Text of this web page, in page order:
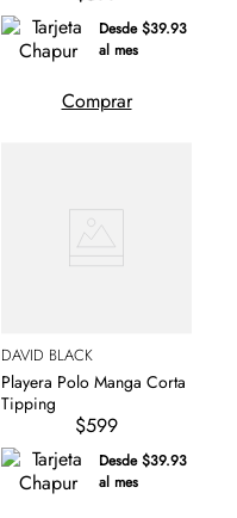
Desde $39.93
al mes
Comprar
DAVID BLACK
Playera Polo Manga Corta
Tipping
$599
Desde $39.93
al mes